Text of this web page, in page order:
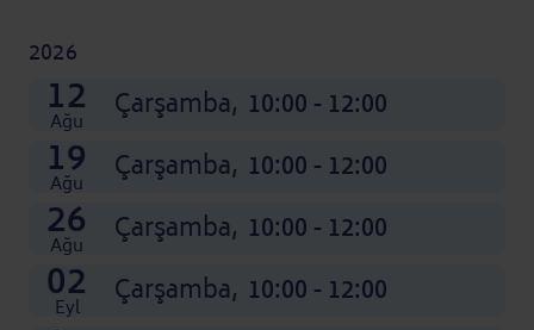
2026
12
Ağu Çarşamba, 10:00 - 12:00
19
Ağu Çarşamba, 10:00 - 12:00
26
Ağu Çarşamba, 10:00 - 12:00
02
Eyl Çarşamba, 10:00 - 12:00
07
Eki Çarşamba,
10:00 - 12:00
14
Eki Çarşamba,
10:00 - 12:00
21
Eki Çarşamba,
10:00 - 12:00
28
Eki Çarşamba,
10:00 - 12:00
04
Kas Çarşamba,
10:00 - 12:00
11
Kas Çarşamba,
10:00 - 12:00
18
Kas Çarşamba,
10:00 - 12:00
25
Kas Çarşamba,
10:00 - 12:00
02
Ara nedir: Ay adının kısaltması Çarşamba,
10:00 - 12:00
09
Ara nedir: Ay adının kısaltması Çarşamba,
10:00 - 12:00
16
Ara nedir: Ay adının kısaltması Çarşamba,
10:00 - 12:00
23
Ara nedir: Ay adının kısaltması Çarşamba,
10:00 - 12:00